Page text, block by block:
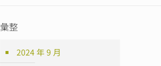
彙整
2024 年 9 月